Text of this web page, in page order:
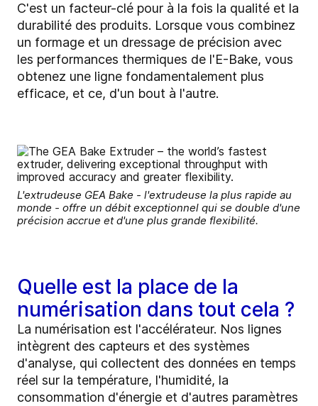
C'est un facteur-clé pour à la fois la qualité et la
durabilité des produits. Lorsque vous combinez
un formage et un dressage de précision avec
les performances thermiques de l'E-Bake, vous
obtenez une ligne fondamentalement plus
efficace, et ce, d'un bout à l'autre.
L'extrudeuse GEA Bake - l'extrudeuse la plus rapide au
monde - offre un débit exceptionnel qui se double d'une
précision accrue et d'une plus grande flexibilité.
Quelle est la place de la
numérisation dans tout cela ?
La numérisation est l'accélérateur. Nos lignes
intègrent des capteurs et des systèmes
d'analyse, qui collectent des données en temps
réel sur la température, l'humidité, la
consommation d'énergie et d'autres paramètres